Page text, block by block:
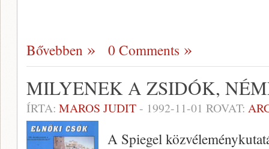
Bővebben 0 Comments
MILYENEK A ZSIDÓK,
ÍRTA: MAROS JUDIT- 1992-11-01 ROVAT:
A Spiegel